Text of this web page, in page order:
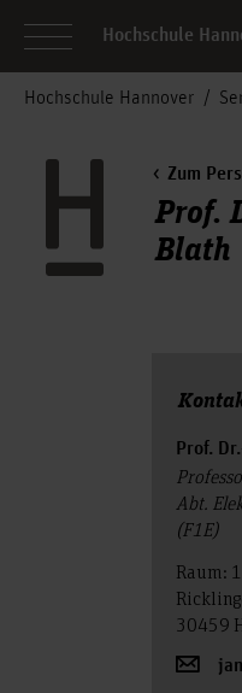
Hochschule
Hochschule Hannover
Zum
Prof.
Blath
Prof.
Abt.
(F1E)
Raum:
30459